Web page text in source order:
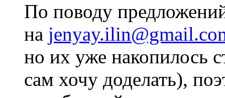
По поводу
на
но их уже накопилось
сам хочу доделать),